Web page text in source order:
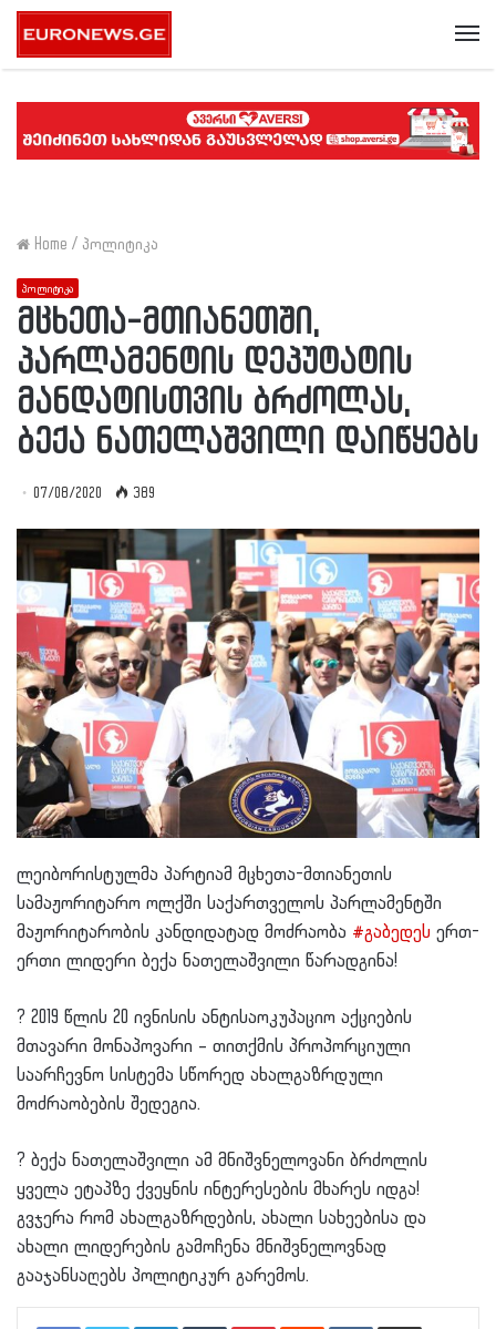
Home / პოლიტიკა
პოლიტიკა
მცხეთა-მთიანეთში,
პარლამენტის დეპუტატის
მანდატისთვის ბრძოლას,
ბექა ნათელაშვილი დაიწყებს
07/08/2020 389
ლეიბორისტულმა პარტიამ მცხეთა-მთიანეთის
სამაჟორიტარო ოლქში საქართველოს პარლამენტში
მაჟორიტარობის კანდიდატად მოძრაობა #გაბედეს ერთ-
ერთი ლიდერი ბექა ნათელაშვილი წარადგინა!
? 2019 წლის 20 ივნისის ანტისაოკუპაციო აქციების
მთავარი მონაპოვარი – თითქმის პროპორციული
საარჩევნო სისტემა სწორედ ახალგაზრდული
მოძრაობების შედეგია.
? ბექა ნათელაშვილი ამ მნიშვნელოვანი ბრძოლის
ყველა ეტაპზე ქვეყნის ინტერესების მხარეს იდგა!
გვჯერა რომ ახალგაზრდების, ახალი სახეებისა და
ახალი ლიდერების გამოჩენა მნიშვნელოვნად
გააჯანსაღებს პოლიტიკურ გარემოს.
LinkedInTumblr PinterestReddit VKontakteShare via Email